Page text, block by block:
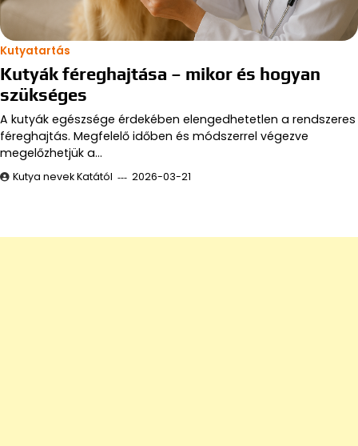
Kutyatartás
Kutyák féreghajtása – mikor és hogyan
szükséges
A kutyák egészsége érdekében elengedhetetlen a rendszeres
féreghajtás. Megfelelő időben és módszerrel végezve
megelőzhetjük a…
Kutya nevek Katától 2026-03-21